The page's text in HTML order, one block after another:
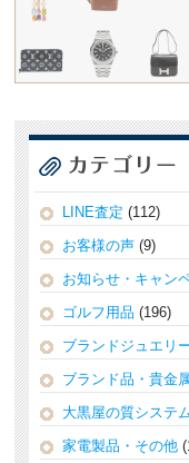
LINE査定 (112)
お客様の声 (9)
お知らせ・キャン
ゴルフ用品 (196)
ブランドジュエリ
ブランド品・貴金
大黒屋の質システ
家電製品・その他